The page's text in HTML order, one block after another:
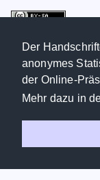
Der
anonymes
der Online-
Mehr dazu in